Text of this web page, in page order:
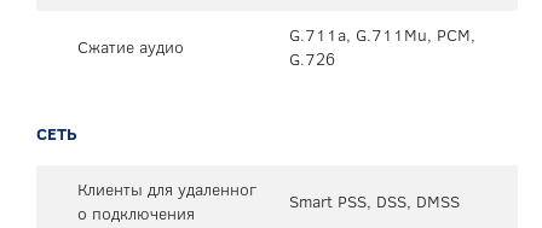
Сжатие аудио
G.711a, G.711Mu, PCM,
G.726
СЕТЬ
Клиенты для удаленног
о подключения
Smart PSS, DSS, DMSS